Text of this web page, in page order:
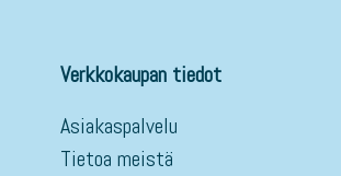
Verkkokaupan tiedot
Asiakaspalvelu
Tietoa meistä